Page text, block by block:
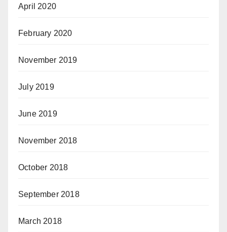
April 2020
February 2020
November 2019
July 2019
June 2019
November 2018
October 2018
September 2018
March 2018